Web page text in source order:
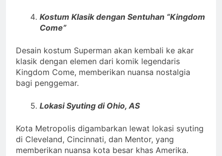
Kostum Klasik dengan Sentuhan “Kingdom
Come”
Desain kostum Superman akan kembali ke akar
klasik dengan elemen dari komik legendaris
Kingdom Come, memberikan nuansa nostalgia
bagi penggemar.
Lokasi Syuting di Ohio, AS
Kota Metropolis digambarkan lewat lokasi syuting
di Cleveland, Cincinnati, dan Mentor, yang
memberikan nuansa kota besar khas Amerika.